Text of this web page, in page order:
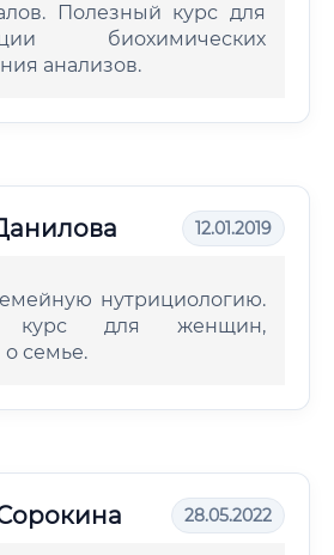
Полезный курс для
биохимических
анализов.
12.01.2019
нутрициологию.
курс для женщин,
семье.
28.05.2022